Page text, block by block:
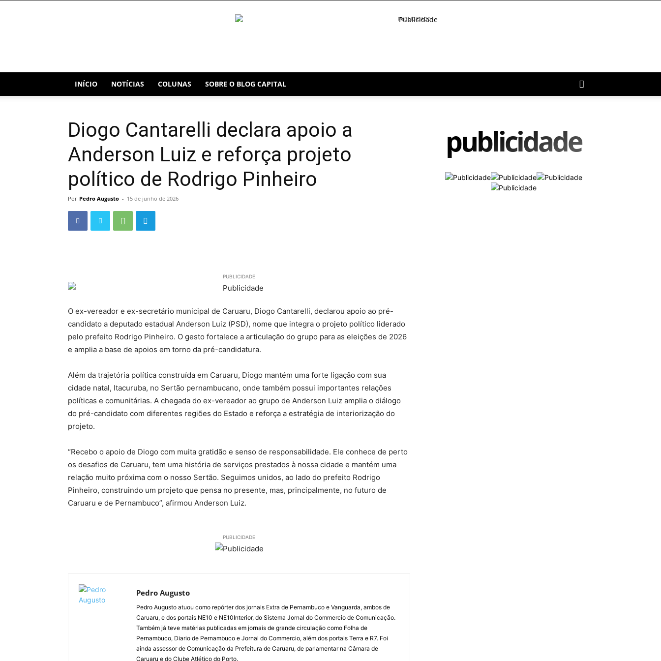
PUBLICIDADE
INÍCIO NOTÍCIAS COLUNAS SOBRE O BLOG CAPITAL
Diogo Cantarelli declara apoio a
Anderson Luiz e reforça projeto
político de Rodrigo Pinheiro
Por Pedro Augusto - 15 de junho de 2026
PUBLICIDADE
O ex-vereador e ex-secretário municipal de Caruaru, Diogo Cantarelli, declarou apoio ao pré-
candidato a deputado estadual Anderson Luiz (PSD), nome que integra o projeto político liderado
pelo prefeito Rodrigo Pinheiro. O gesto fortalece a articulação do grupo para as eleições de 2026
e amplia a base de apoios em torno da pré-candidatura.
Além da trajetória política construída em Caruaru, Diogo mantém uma forte ligação com sua
cidade natal, Itacuruba, no Sertão pernambucano, onde também possui importantes relações
políticas e comunitárias. A chegada do ex-vereador ao grupo de Anderson Luiz amplia o diálogo
do pré-candidato com diferentes regiões do Estado e reforça a estratégia de interiorização do
projeto.
“Recebo o apoio de Diogo com muita gratidão e senso de responsabilidade. Ele conhece de perto
os desafios de Caruaru, tem uma história de serviços prestados à nossa cidade e mantém uma
relação muito próxima com o nosso Sertão. Seguimos unidos, ao lado do prefeito Rodrigo
Pinheiro, construindo um projeto que pensa no presente, mas, principalmente, no futuro de
Caruaru e de Pernambuco”, afirmou Anderson Luiz.
PUBLICIDADE
Pedro Augusto
Pedro Augusto atuou como repórter dos jornais Extra de Pernambuco e Vanguarda, ambos de
Caruaru, e dos portais NE10 e NE10Interior, do Sistema Jornal do Commercio de Comunicação.
Também já teve matérias publicadas em jornais de grande circulação como Folha de
Pernambuco, Diario de Pernambuco e Jornal do Commercio, além dos portais Terra e R7. Foi
ainda assessor de Comunicação da Prefeitura de Caruaru, de parlamentar na Câmara de
Caruaru e do Clube Atlético do Porto.
publicidade